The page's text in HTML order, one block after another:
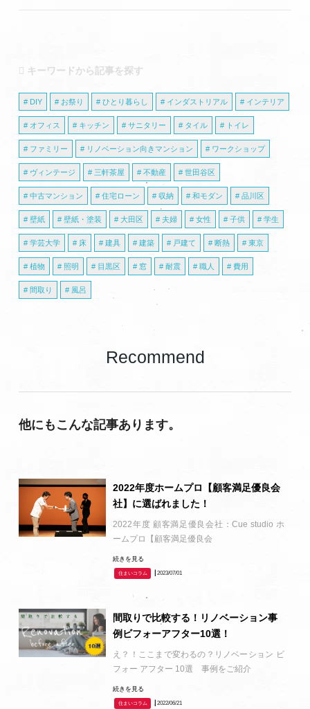
キーワードから記事を探す
DIY お祭り ひとり暮らし インダストリアル インテリア
オフィス キッチン サニタリー タイル トイレ
ファミリー リノベーション向きマンション ワークショップ
ヴィンテージ 三軒茶屋 不動産 世田谷区
中古マンション 住宅ローン 収納 和モダン 品川区
壁紙 壁紙・塗装 大田区 夫婦 女性 子供 学生
学芸大学 床 建具 建築 戸建て 断熱 東京
植物 照明 目黒区 窓 耐震 職人 費用
間取り 風呂
Recommend
他にもこんな記事あります。
2022年度ホームプロ【顧客満足優良会
社】に選ばれました！
2022年度 顧客満足優良会社：Cue studio ホ
ームプロ【顧客満足優良会
続きを見る
住まいコラム ┃2023/07/01
間取りで比較する！リノベーション事
例ビフォーアフター10選！
え？！ここまで変わるの？リノベーション ビ
フォー アフター 10選 事例をご紹介
続きを見る
住まいコラム ┃2022/06/21